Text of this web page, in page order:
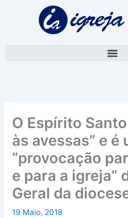
O Espírito
às avessas” e é
“provocação
e para a igreja”
Geral da
19 Maio, 2018